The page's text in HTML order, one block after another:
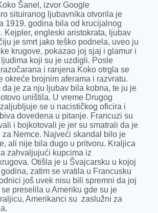
Šanel, izvor Google
situiranog ljubavnika otvorila je
1919. godina bila od krucijalnog
Kejpler, engleski aristokrata, ljubav
je smrt jako teško podnela, uveo ju
krugove, pokazao joj sjaj i glamur i
koji su je uzdigli. Posle
i ranjena Koko otrgla se
okreće brojnim aferama i razvratu.
da je za nju ljubav bila kobna, te ju je
uništila. U vreme Drugog
se u nacističkog oficira i
dovedena u pitanje. Francuzi su
i bojkotovali je jer su smatrali da je
Nemce. Najveći skandal bilo je
ali nije bila dugo u pritvoru. Kraljica
zahvaljujući kupcima iz
Otišla je u Švajcarsku u kojoj
zatim se vratila u Francusku
još uvek nisu bili spremni da joj
preselila u Ameriku gde su je
Amerikanci su zaslužni za